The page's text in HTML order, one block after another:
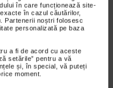
în care funcționează site-
în cazul căutărilor,
Partenerii noștri folosesc
personalizată pe baza
a fi de acord cu aceste
setările” pentru a vă
și, în special, vă puteți
moment.